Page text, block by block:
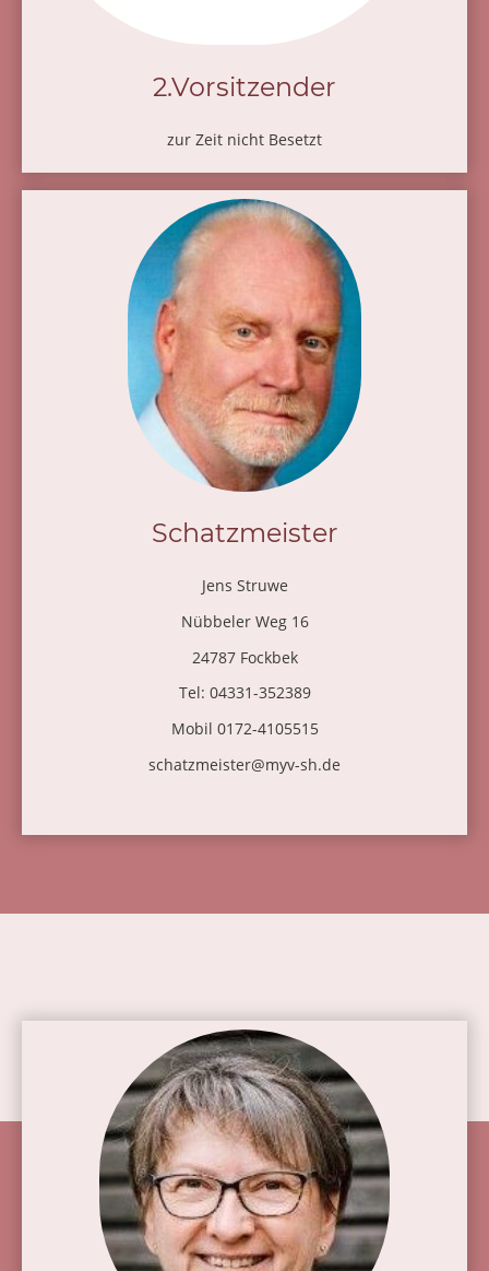
2.Vorsitzender
zur Zeit nicht Besetzt
Schatzmeister
Jens Struwe
Nübbeler Weg 16
24787 Fockbek
Tel: 04331-352389
Mobil 0172-4105515
schatzmeister@myv-sh.de